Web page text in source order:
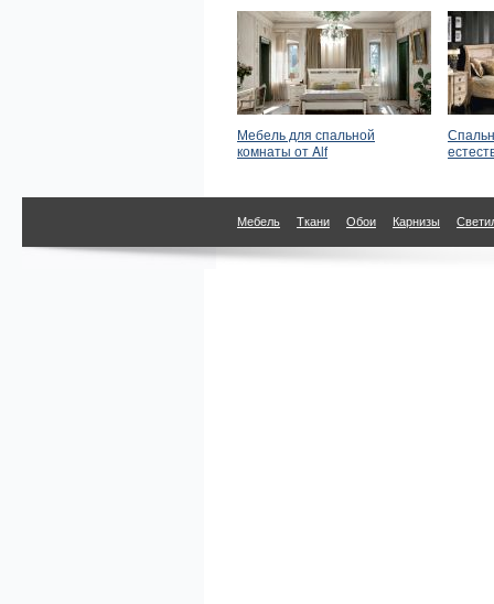
Мебель для спальной
комнаты от Alf
Мебель Ткани Обои Карнизы